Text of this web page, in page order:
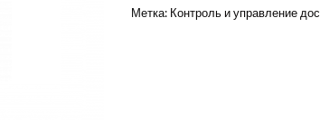
Метка: Контроль и управление